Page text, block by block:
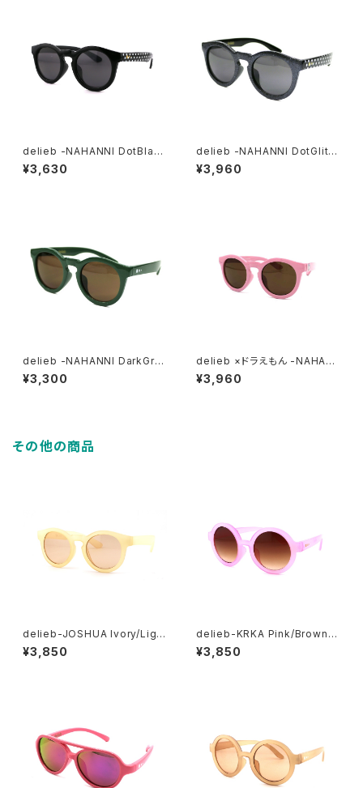
delieb -NAHANNI DotBlac
k/Smoke- KIDSsize
¥3,630
delieb -NAHANNI DotGlitte
r/Smoke- KIDSsize
¥3,960
delieb -NAHANNI DarkGre
en/Brown- KIDSsize
¥3,300
delieb ×ドラえもん -NAHAN
NI MilkyPink/Brown-
¥3,960
その他の商品
delieb-JOSHUA Ivory/Ligh
tBrown- BABYsize
¥3,850
delieb-KRKA Pink/Brownh
alf- KIDSsize
¥3,850